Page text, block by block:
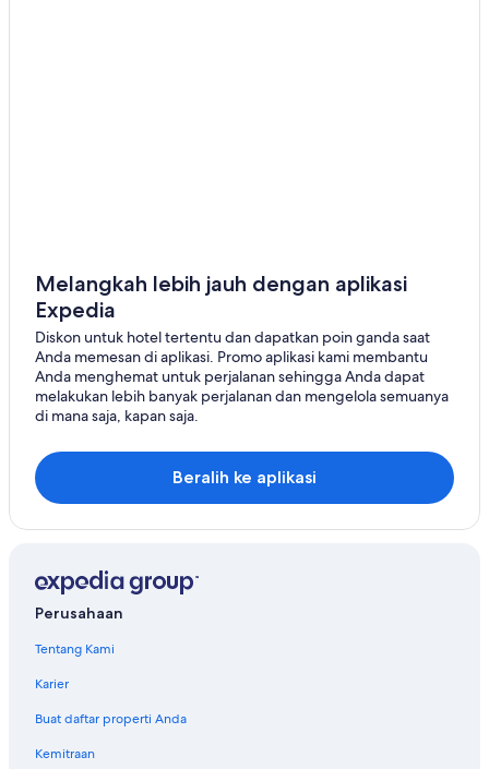
Melangkah lebih jauh dengan aplikasi
Expedia
Diskon untuk hotel tertentu dan dapatkan poin ganda saat
Anda memesan di aplikasi. Promo aplikasi kami membantu
Anda menghemat untuk perjalanan sehingga Anda dapat
melakukan lebih banyak perjalanan dan mengelola semuanya
di mana saja, kapan saja.
Beralih ke aplikasi
Perusahaan
Tentang Kami
Karier
Buat daftar properti Anda
Kemitraan